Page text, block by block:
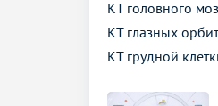
КТ головного
КТ глазных орбит
КТ грудной